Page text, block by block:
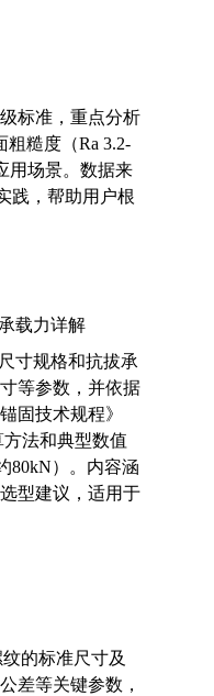
标准，重点分析
粗糙度（Ra 3.2-
用场景。数据来
践，帮助用户根
载力详解
寸规格和抗拔承
等参数，并依据
固技术规程》
方法和典型数值
80kN）。内容涵
型建议，适用于
的标准尺寸及
差等关键参数，